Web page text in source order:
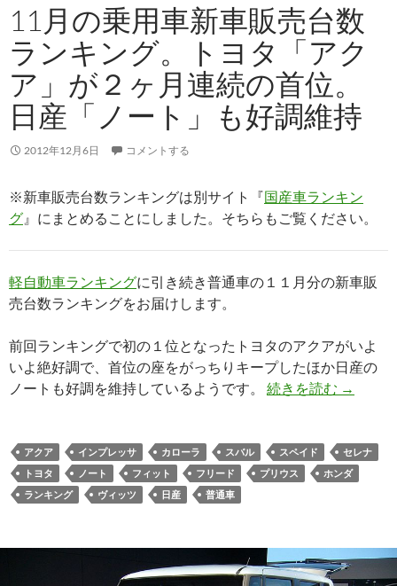
11月の乗用車新車販売台数
ランキング。トヨタ「アク
ア」が２ヶ月連続の首位。
日産「ノート」も好調維持
2012年12月6日 コメントする
※新車販売台数ランキングは別サイト『国産車ランキン
グ 』にまとめることにしました。そちらもご覧ください。
軽自動車ランキングに引き続き普通車の１１月分の新車販
売台数ランキングをお届けします。
前回ランキングで初の１位となったトヨタのアクアがいよ
いよ絶好調で、首位の座をがっちりキープしたほか日産の
ノートも好調を維持しているようです。 続きを読む →
アクア インプレッサ カローラ スバル スペイド
セレナ
トヨタ
ノート フィット フリード プリウス
ホンダ
ランキング
ヴィッツ 日産 普通車